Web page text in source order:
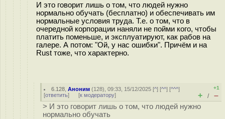
И это говорит лишь о том, что людей нужно
нормально обучать (бесплатно) и обеспечивать им
нормальные условия труда. Т.е. о том, что в
очередной корпорации наняли не пойми кого, чтобы
платить поменьше, и эксплуатируют, как рабов на
галере. А потом: "Ой, у нас ошибки". Причём и на
Rust тоже, что характерно.
6.128 ,Аноним (128), 09:33, 15/12/2025 [^] [^^] [^^^]
[ответить] [к модератору]
+1
+ / –
> И это говорит лишь о том, что людей нужно
нормально обучать